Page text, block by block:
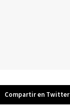
Compartir en Twitter